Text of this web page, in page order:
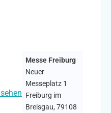
Messe Freiburg
Neuer
Messeplatz 1
Freiburg im
Breisgau,79108